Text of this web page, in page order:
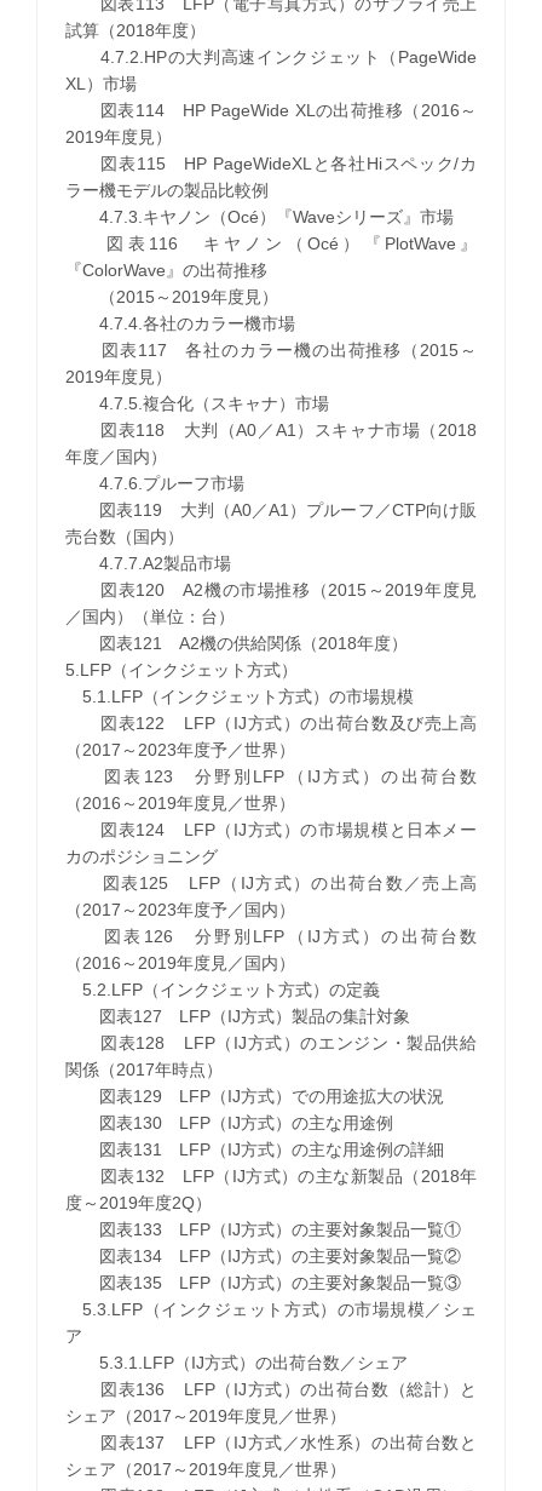
図表113 LFP（電子写真方式）のサプライ売上
試算（2018年度）
4.7.2.HPの大判高速インクジェット（PageWide
XL）市場
図表114 HP PageWide XLの出荷推移（2016～
2019年度見）
図表115 HP PageWideXLと各社Hiスペック/カ
ラー機モデルの製品比較例
4.7.3.キヤノン（Océ）『Waveシリーズ』市場
図表116 キヤノン（Océ）『PlotWave』
『ColorWave』の出荷推移
（2015～2019年度見）
4.7.4.各社のカラー機市場
図表117 各社のカラー機の出荷推移（2015～
2019年度見）
4.7.5.複合化（スキャナ）市場
図表118 大判（A0／A1）スキャナ市場（2018
年度／国内）
4.7.6.プルーフ市場
図表119 大判（A0／A1）プルーフ／CTP向け販
売台数（国内）
4.7.7.A2製品市場
図表120 A2機の市場推移（2015～2019年度見
／国内）（単位：台）
図表121 A2機の供給関係（2018年度）
5.LFP（インクジェット方式）
5.1.LFP（インクジェット方式）の市場規模
図表122 LFP（IJ方式）の出荷台数及び売上高
（2017～2023年度予／世界）
図表123 分野別LFP（IJ方式）の出荷台数
（2016～2019年度見／世界）
図表124 LFP（IJ方式）の市場規模と日本メー
カのポジショニング
図表125 LFP（IJ方式）の出荷台数／売上高
（2017～2023年度予／国内）
図表126 分野別LFP（IJ方式）の出荷台数
（2016～2019年度見／国内）
5.2.LFP（インクジェット方式）の定義
図表127 LFP（IJ方式）製品の集計対象
図表128 LFP（IJ方式）のエンジン・製品供給
関係（2017年時点）
図表129 LFP（IJ方式）での用途拡大の状況
図表130 LFP（IJ方式）の主な用途例
図表131 LFP（IJ方式）の主な用途例の詳細
図表132 LFP（IJ方式）の主な新製品（2018年
度～2019年度2Q）
図表133 LFP（IJ方式）の主要対象製品一覧①
図表134 LFP（IJ方式）の主要対象製品一覧②
図表135 LFP（IJ方式）の主要対象製品一覧③
5.3.LFP（インクジェット方式）の市場規模／シェ
ア
5.3.1.LFP（IJ方式）の出荷台数／シェア
図表136 LFP（IJ方式）の出荷台数（総計）と
シェア（2017～2019年度見／世界）
図表137 LFP（IJ方式／水性系）の出荷台数と
シェア（2017～2019年度見／世界）